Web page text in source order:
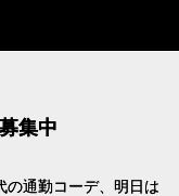
集中
の通勤コーデ、明日は